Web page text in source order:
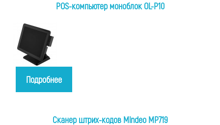
POS-компьютер моноблок OL-P10
Подробнее
Cканер штрих-кодов Mindeo MP719